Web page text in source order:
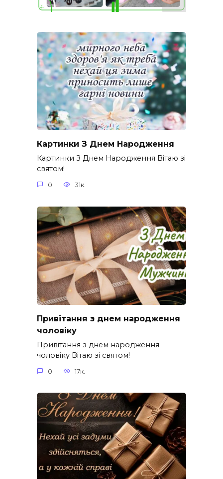
Картинки З Днем Народження
Картинки З Днем Народження Вітаю зі
святом!
0 31к.
Привітання з днем народження
чоловіку
Привітання з днем народження
чоловіку Вітаю зі святом!
0 17к.